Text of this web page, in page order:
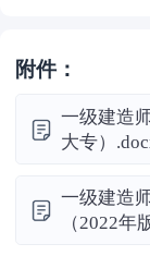
附件：
一级建造
大专）
一级建造
（2022年